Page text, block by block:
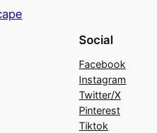
Social
Facebook
Instagram
Twitter/X
Pinterest
Tiktok